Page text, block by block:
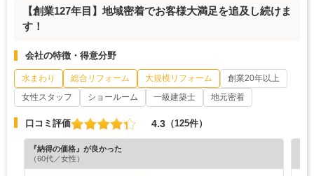
【創業127年目】地域密着でお客様大満足を追及し続けま
す！
会社の特徴・得意分野
水まわり 総合リフォーム 大規模リフォーム
創業20年以上
女性スタッフ
ショールーム 一級建築士 地元密着
口コミ評価 4.3 （125件）
『納得の価格』が良かった
（60代／女性）